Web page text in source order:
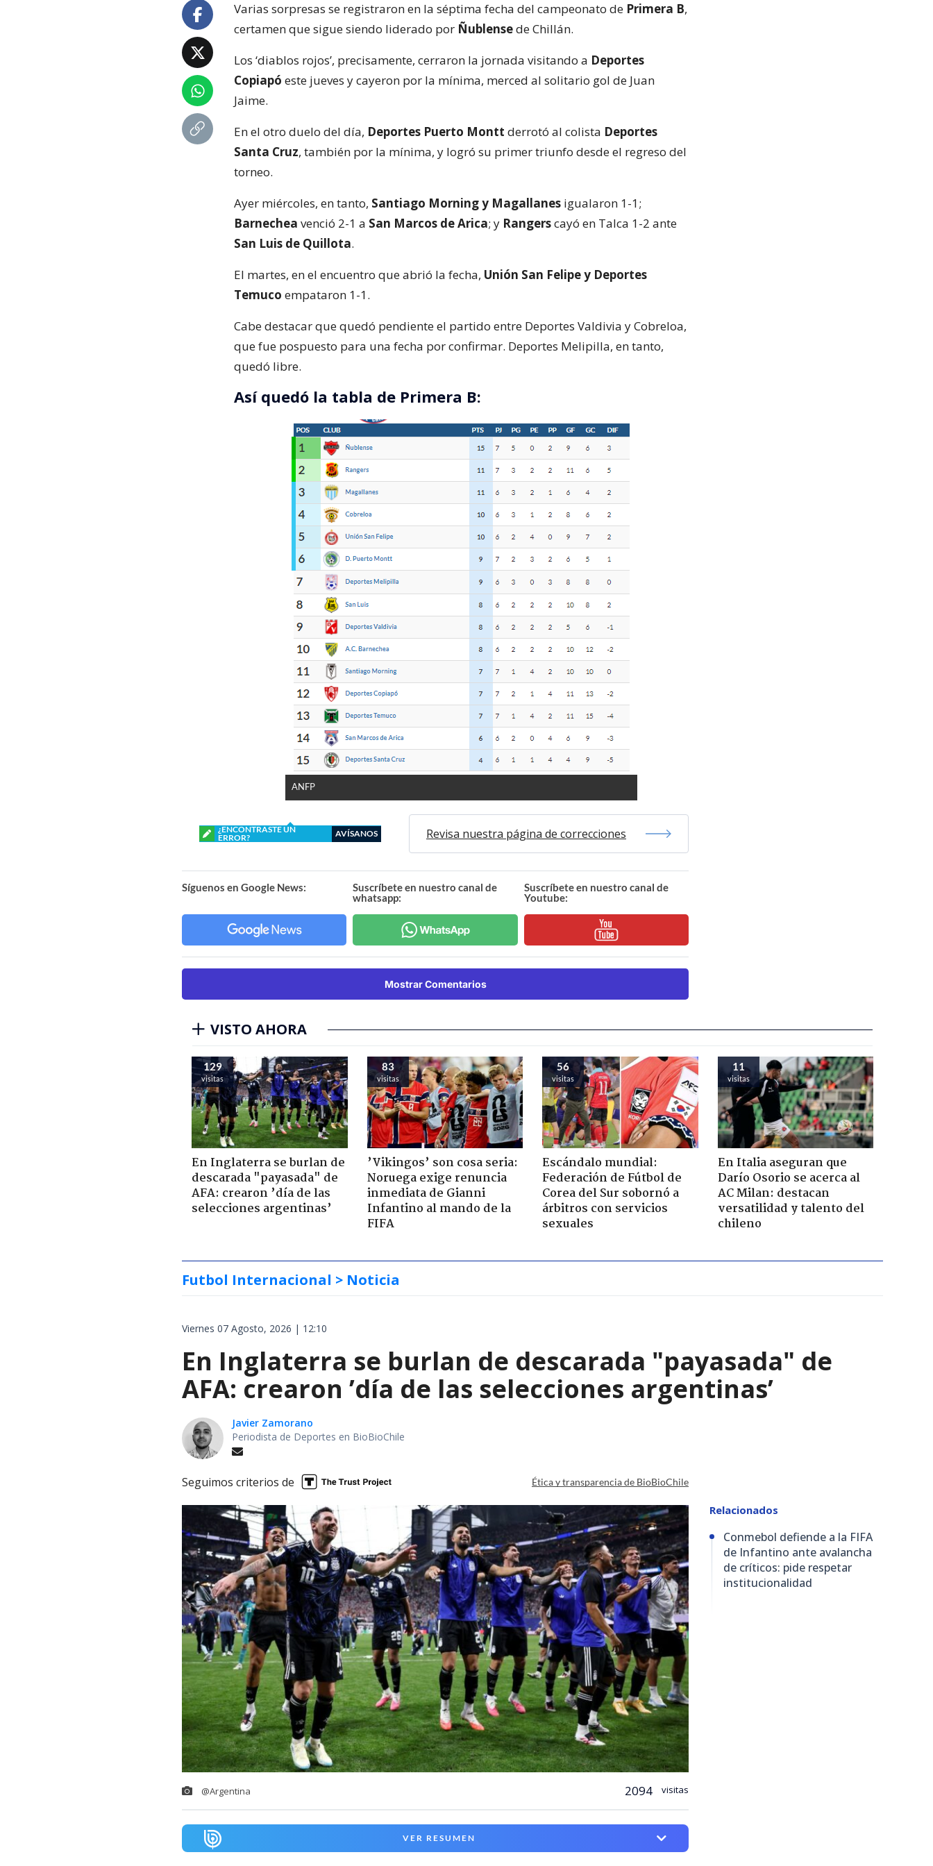
Varias sorpresas se registraron en la séptima fecha del campeonato de Primera B,
certamen que sigue siendo liderado por Ñublensede Chillán.
Los ‘diablos rojos’, precisamente, cerraron la jornada visitando a Deportes
Copiapó este jueves y cayeron por la mínima, merced al solitario gol de Juan
Jaime.
En el otro duelo del día, Deportes Puerto Montt derrotó al colista Deportes
Santa Cruz, también por la mínima, y logró su primer triunfo desde el regreso del
torneo.
Ayer miércoles, en tanto, Santiago Morning y Magallanes igualaron 1-1;
Barnechea venció 2-1 a San Marcos de Arica; y Rangerscayó en Talca 1-2 ante
San Luis de Quillota.
El martes, en el encuentro que abrió la fecha, Unión San Felipe y Deportes
Temuco empataron 1-1.
Cabe destacar que quedó pendiente el partido entre Deportes Valdivia y Cobreloa,
que fue pospuesto para una fecha por confirmar. Deportes Melipilla, en tanto,
quedó libre.
Así quedó la tabla de Primera B:
ANFP
¿ENCONTRASTE UN
ERROR?
AVÍSANOS Revisa nuestra página de correcciones
Síguenos en Google News:
Suscríbete en nuestro canal de
whatsapp:
Suscríbete en nuestro canal de
Youtube:
Mostrar Comentarios
VISTO AHORA
129
visitas
En Inglaterra se burlan de
descarada "payasada" de
AFA: crearon ’día de las
selecciones argentinas’
83
visitas
’Vikingos’ son cosa seria:
Noruega exige renuncia
inmediata de Gianni
Infantino al mando de la
FIFA
56
visitas
Escándalo mundial:
Federación de Fútbol de
Corea del Sur sobornó a
árbitros con servicios
sexuales
11
visitas
En Italia aseguran que
Darío Osorio se acerca al
AC Milan: destacan
versatilidad y talento del
chileno
Futbol Internacional > Noticia
Viernes 07 Agosto, 2026 | 12:10
En Inglaterra se burlan de descarada "payasada" de
AFA: crearon ’día de las selecciones argentinas’
Javier Zamorano
Periodista de Deportes en BioBioChile
Seguimos criterios de Ética y transparencia de BioBioChile
@Argentina 2094 visitas
VER RESUMEN
Relacionados
Conmebol defiende a la FIFA
de Infantino ante avalancha
de críticos: pide respetar
institucionalidad